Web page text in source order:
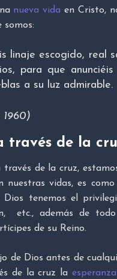
nueva vida en Cristo,
somos:
linaje escogido, real
para que
a su luz admirable.
1960)
través de la
través de la cruz,
nuestras vidas, es
tenemos el
etc., además de
de su Reino.
de Dios antes de
de la cruz la esperanza